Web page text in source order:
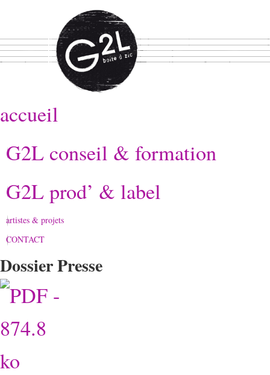
accueil
G2L conseil & formation
G2L prod’ & label
artistes & projets
CONTACT
Dossier Presse